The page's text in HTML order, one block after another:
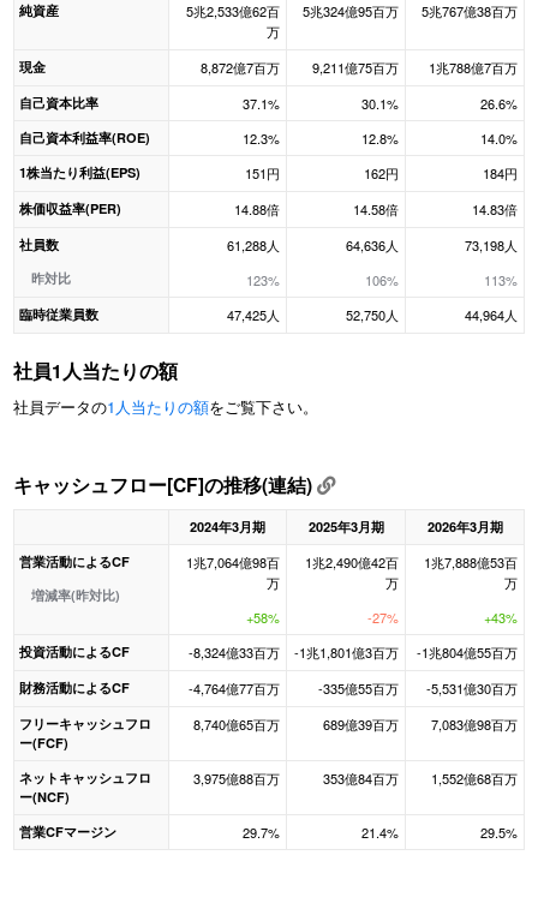
純資産
5兆2,533億62百
万
5兆324億95百万 5兆767億38百万
現金 8,872億7百万 9,211億75百万 1兆788億7百万
自己資本比率 37.1% 30.1% 26.6%
自己資本利益率(ROE) 12.3% 12.8% 14.0%
1株当たり利益(EPS) 151円 162円 184円
株価収益率(PER) 14.88倍 14.58倍 14.83倍
社員数
昨対比
61,288人
123%
64,636人
106%
73,198人
113%
臨時従業員数 47,425人 52,750人 44,964人
社員1人当たりの額
社員データの1人当たりの額をご覧下さい。
キャッシュフロー[CF]の推移(連結)
2024年3月期 2025年3月期
2026年3月期
営業活動によるCF
増減率(昨対比)
1兆7,064億98百
万
+58%
1兆2,490億42百
万
-27%
1兆7,888億53百
万
+43%
投資活動によるCF -8,324億33百万 -1兆1,801億3百万 -1兆804億55百万
財務活動によるCF -4,764億77百万 -335億55百万 -5,531億30百万
フリーキャッシュフロ
ー(FCF)
8,740億65百万 689億39百万 7,083億98百万
ネットキャッシュフロ
ー(NCF)
3,975億88百万 353億84百万 1,552億68百万
営業CFマージン 29.7% 21.4% 29.5%